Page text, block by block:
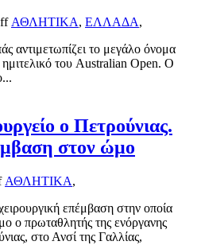
ΑΘΛΗΤΙΚΑ, ΕΛΛΑΔΑ,
αντιμετωπίζει το μεγάλο όνομα
του Australian Open. Ο
ο Πετρούνιας.
στον ώμο
ΑΘΛΗΤΙΚΑ,
επέμβαση στην οποία
ο πρωταθλητής της ενόργανης
στο Ανσί της Γαλλίας,